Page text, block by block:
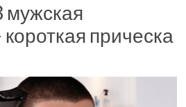
мужская
прическа